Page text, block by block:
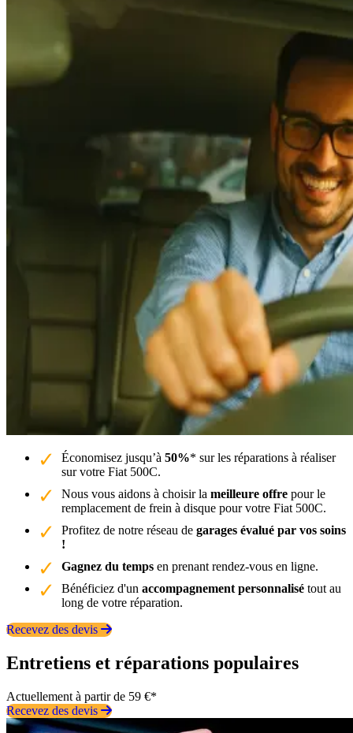
Économisez jusqu’à 50%* sur les réparations à réaliser
sur votre Fiat 500C.
Nous vous aidons à choisir la meilleure offre pour le
remplacement de frein à disque pour votre Fiat 500C.
Profitez de notre réseau de garages évalué par vos soins
!
Gagnez du temps en prenant rendez-vous en ligne.
Bénéficiez d'un accompagnement personnalisé tout au
long de votre réparation.
Recevez des devis
Entretiens et réparations populaires
Actuellement à partir de 59 €*
Recevez des devis